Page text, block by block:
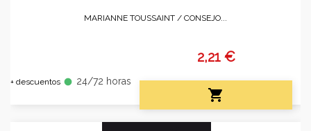
MARIANNE TOUSSAINT / CONSEJO...
+ descuentos fiber_manual_record 24/72 horas
2,21 €
